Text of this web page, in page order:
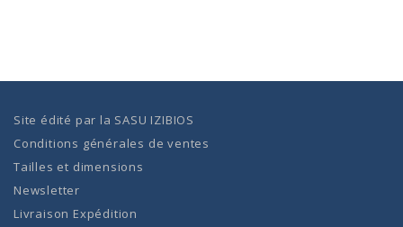
Site édité par la SASU IZIBIOS
Conditions générales de ventes
Tailles et dimensions
Newsletter
Livraison Expédition